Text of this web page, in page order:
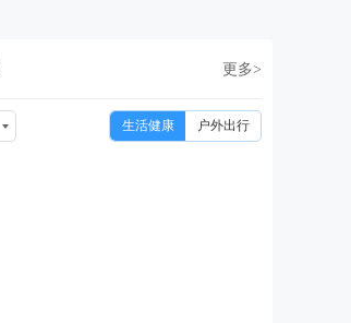
周二 周三
更多>
生活健康 户外出行